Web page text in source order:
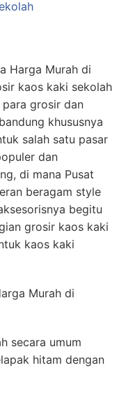
Harga Murah di
kaos kaki sekolah
grosir dan
khususnya
salah satu pasar
dan
di mana Pusat
beragam style
begitu
grosir kaos kaki
kaos kaki
Murah di
secara umum
hitam dengan